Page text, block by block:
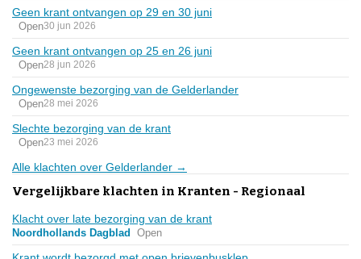
Geen krant ontvangen op 29 en 30 juni
Open30 jun 2026
Geen krant ontvangen op 25 en 26 juni
Open28 jun 2026
Ongewenste bezorging van de Gelderlander
Open28 mei 2026
Slechte bezorging van de krant
Open23 mei 2026
Alle klachten over Gelderlander →
Vergelijkbare klachten in Kranten - Regionaal
Klacht over late bezorging van de krant
Noordhollands Dagblad Open